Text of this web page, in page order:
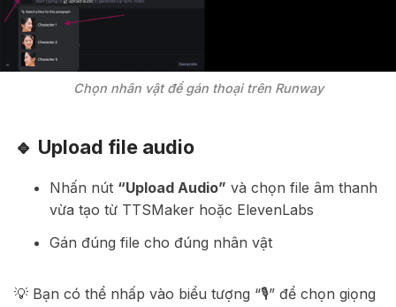
Chọn nhân vật để gán thoại trên Runway
🔹 Upload file audio
Nhấn nút “Upload Audio” và chọn file âm thanh
vừa tạo từ TTSMaker hoặc ElevenLabs
Gán đúng file cho đúng nhân vật
💡 Bạn có thể nhấp vào biểu tượng “🎙️” để chọn giọng